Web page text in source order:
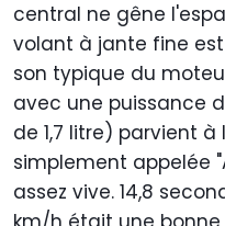
central ne gêne
volant à jante fine
son typique du
avec une puissance
de 1,7 litre) parvient à
simplement appelée
assez vive. 14,8